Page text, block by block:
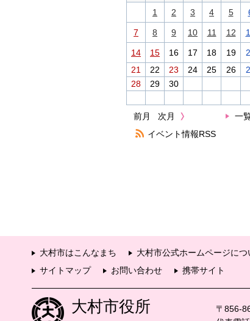
1 2 3 4 5
7 8 9 10 11 12
14 15 16 17 18 19
21
22 23 24 25 26
28
29 30
前月 一
次月
イベント情報RSS
大村市はこんなまち 大村市公式ホームページにつ
サイトマップ
お問い合わせ 携帯サイト
大村市役所
〒856-